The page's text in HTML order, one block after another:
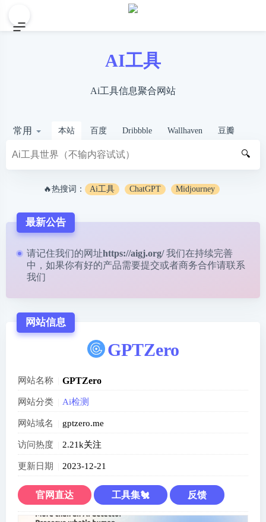
AI工具
Ai工具信息聚合网站
常用 本站 百度 Dribbble Wallhaven 豆瓣
🔍
🔥热搜词： Ai工具 ChatGPT Midjourney
最新公告
请记住我们的网址https://aigj.org/ 我们在持续完善
中，如果你有好的产品需要提交或者商务合作请联系
我们
网站信息
GPTZero
网站名称 GPTZero
网站分类 Ai检测
网站域名 gptzero.me
访问热度 2.21k关注
更新日期 2023-12-21
官网直达 工具集🐔 反馈